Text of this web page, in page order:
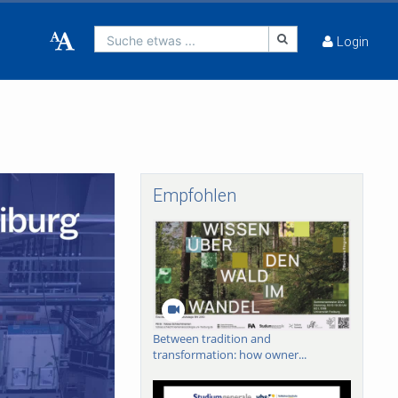
Suche etwas ... Login
Empfohlen
Between tradition and
transformation: how owner...